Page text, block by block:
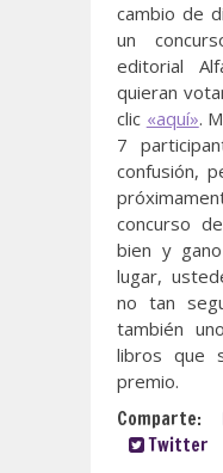
cambio de
un
editorial
quieran
clic «aquí».
7
confusión,
concurso
bien y
lugar,
no tan
también
libros que
premio.
Comparte:
Twitter